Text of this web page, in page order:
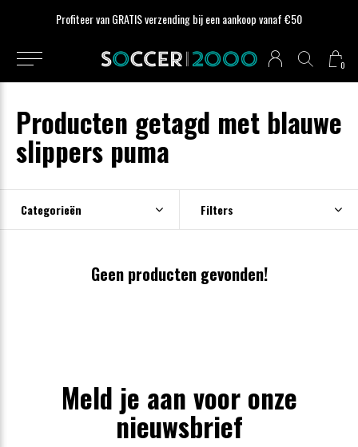
0
Profiteer van GRATIS verzending bij een aankoop vanaf €50
Producten getagd met blauwe
slippers puma
Categorieën Filters
Geen producten gevonden!
Meld je aan voor onze
nieuwsbrief